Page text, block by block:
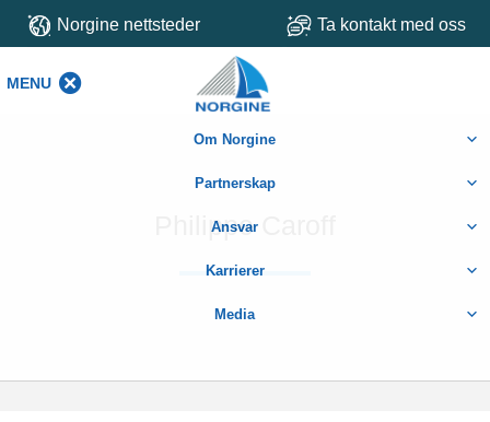
Norgine nettsteder Ta kontakt med oss
MENU
Om Norgine
Partnerskap
Ansvar
Karrierer
Media
Philippe Caroff